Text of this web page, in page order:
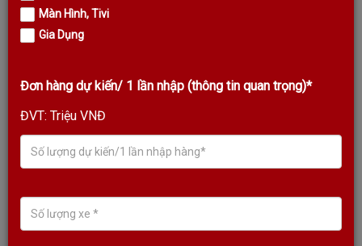
ANDROID 7.1.2 NOUGAT
Liên hệ
Màn Hình, Tivi
Gia Dụng
Đơn hàng dự kiến/ 1 lần nhập (thông tin quan trọng)*
ĐVT: Triệu VNĐ